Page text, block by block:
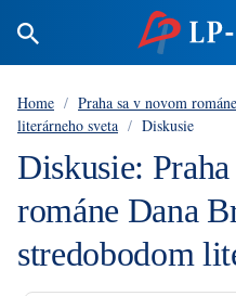
Home / Praha sa v novom
literárneho sveta / Diskusie
Diskusie:
románe Dana
stredobodom